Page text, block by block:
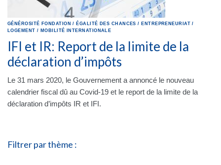
GÉNÉROSITÉ FONDATION / ÉGALITÉ DES CHANCES / ENTREPRENEURIAT /
LOGEMENT / MOBILITÉ INTERNATIONALE
IFI et IR: Report de la limite de la
déclaration d’impôts
Le 31 mars 2020, le Gouvernement a annoncé le nouveau
calendrier fiscal dû au Covid-19 et le report de la limite de la
déclaration d’impôts IR et IFI.
Filtrer par thème :